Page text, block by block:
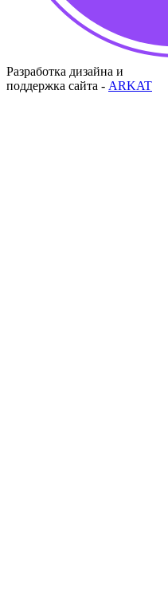
Разработка дизайна и
поддержка сайта - ARKAT